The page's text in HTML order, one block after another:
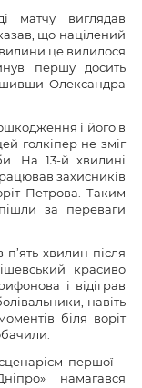
матчу виглядав
що націлений
це вилилося
першу досить
Олександра
і його в
голкіпер не зміг
На 13-й хвилині
захисників
Петрова. Таким
за переваги
хвилин після
красиво
і відіграв
навіть
біля воріт
першої –
намагався